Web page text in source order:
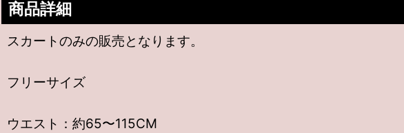
商品詳細
スカートのみの販売となります。
フリーサイズ
ウエスト：約65〜115CM